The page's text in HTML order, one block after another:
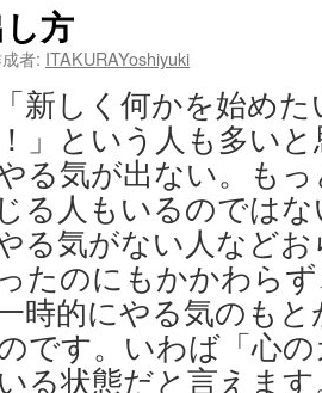
方
者: ITAKURAYoshiyuki
新しく何かを始め
」という人も多い
る気が出ない。も
る人もいるのでは
る気がない人など
たのにもかかわら
時的にやる気のも
です。いわば「心
る状態だと言えま